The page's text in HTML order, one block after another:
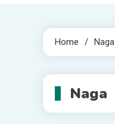
Home Naga
Naga